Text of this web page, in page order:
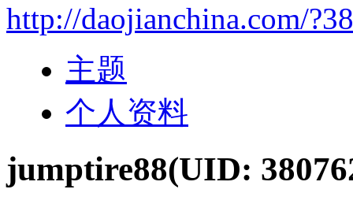
http://daojianchina.com/
主题
个人资料
jumptire88(UID: